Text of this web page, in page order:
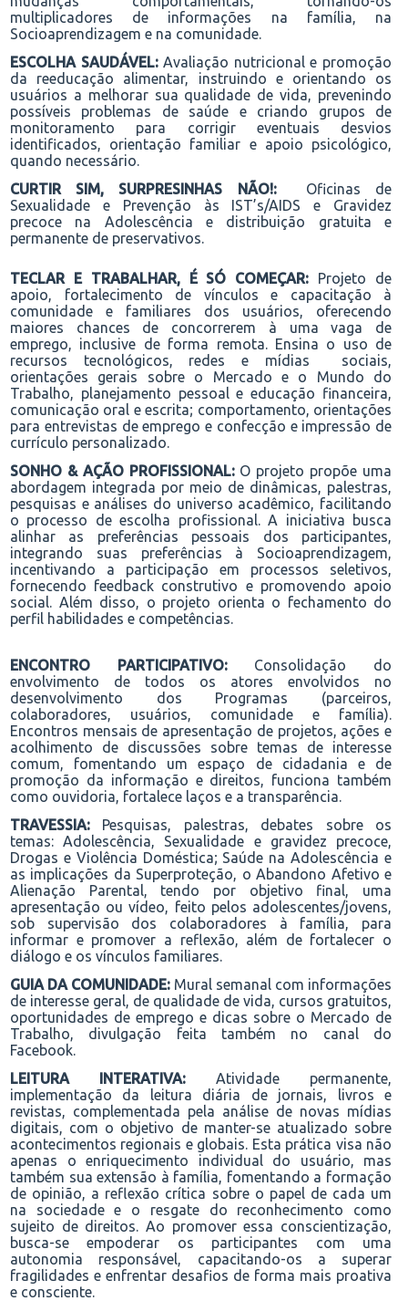
multiplicadores de informações na família, na
Socioaprendizagem e na comunidade.
ESCOLHA SAUDÁVEL:Avaliação nutricionale promoção
d a reeducação alimentar, instruindo e orientando os
usuários a melhorar sua qualidade de vida, prevenindo
possíveis problemas de saúde e criando grupos de
monitoramento para corrigir eventuais desvios
identificados, orientação familiar e apoio psicológico,
quando necessário.
CURTIR SIM, SURPRESINHAS NÃO!:
Oficinas de
Sexualidade e Prevenção às IST’s/AIDS e Gravidez
precoce na Adolescência e distribuição gratuita e
permanente de preservativos.
TECLAR E TRABALHAR, É SÓ COMEÇAR: Projeto de
apoio, fortalecimento de vínculos e capacitação à
comunidade e familiares dos usuários, oferecendo
maiores chances de concorrerem à uma vaga de
emprego, inclusive de forma remota. Ensina o uso de
recursos tecnológicos, redes e mídias sociais,
orientações gerais sobre o Mercado e o Mundo do
Trabalho, planejamento pessoal e educação financeira,
comunicação oral e escrita; comportamento, orientações
para entrevistas de emprego e confecção e impressão de
currículo personalizado.
SONHO & AÇÃO PROFISSIONAL: O projeto propõe uma
abordagem integrada por meio de dinâmicas, palestras,
pesquisas e análises do universo acadêmico, facilitando
o processo de escolha profissional. A iniciativa busca
alinhar as preferências pessoais dos participantes,
integrando suas preferências à Socioaprendizagem,
incentivando a participação em processos seletivos,
fornecendo feedback construtivo e promovendo apoio
social. Além disso, o projeto orienta o fechamento do
perfil habilidades e competências.
ENCONTRO PARTICIPATIVO: Consolidação do
envolvimento de todos os atores envolvidos no
desenvolvimento dos Programas (parceiros,
colaboradores, usuários, comunidade e família).
Encontros mensais de apresentação de projetos, ações e
acolhimento de discussões sobre temas de interesse
comum, fomentando um espaço de cidadania e de
promoção da informação e direitos, funciona também
como ouvidoria, fortalece laços e a transparência.
TRAVESSIA: Pesquisas, palestras, debates sobre os
temas: Adolescência, Sexualidade e gravidez precoce,
Drogas e Violência Doméstica; Saúde na Adolescência e
as implicações da Superproteção, o Abandono Afetivo e
Alienação Parental, tendo por objetivo final, uma
apresentação ou vídeo, feito pelos adolescentes/jovens,
sob supervisão dos colaboradores à família, para
informar e promover a reflexão, além de fortalecer o
diálogo e os vínculos familiares.
GUIA DA COMUNIDADE: Mural semanal com informações
de interesse geral, de qualidade de vida, cursos gratuitos,
oportunidades de emprego e dicas sobre o Mercado de
Trabalho, divulgação feita também no canal do
Facebook.
LEITURA INTERATIVA: Atividade permanente,
implementação da leitura diária de jornais, livros e
revistas, complementada pela análise de novas mídias
digitais, com o objetivo de manter-se atualizado sobre
acontecimentos regionais e globais. Esta prática visa não
apenas o enriquecimento individual do usuário, mas
também sua extensão à família, fomentando a formação
de opinião, a reflexão crítica sobre o papel de cada um
na sociedade e o resgate do reconhecimento como
sujeito de direitos. Ao promover essa conscientização,
busca-se empoderar os participantes com uma
autonomia responsável, capacitando-os a superar
fragilidades e enfrentar desafios de forma mais proativa
e consciente.